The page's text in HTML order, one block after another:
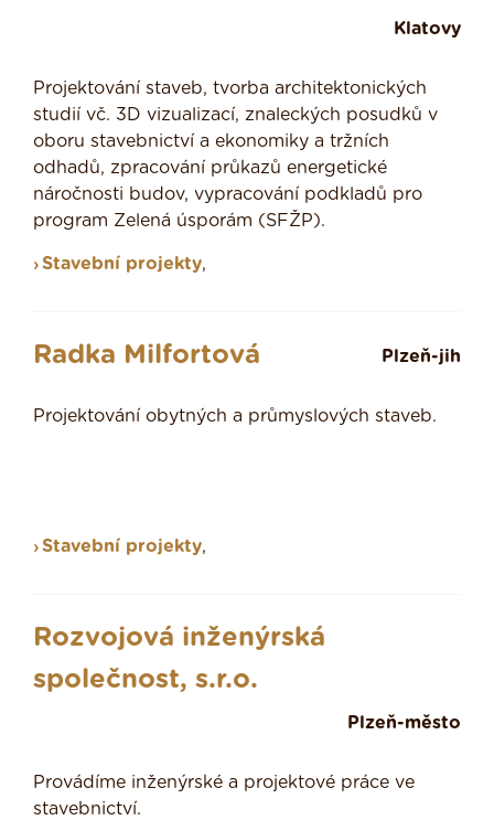
Klatovy
Projektování staveb, tvorba architektonických
studií vč. 3D vizualizací, znaleckých posudků v
oboru stavebnictví a ekonomiky a tržních
odhadů, zpracování průkazů energetické
náročnosti budov, vypracování podkladů pro
program Zelená úsporám (SFŽP).
Stavební projekty,
Radka Milfortová Plzeň-jih
Projektování obytných a průmyslových staveb.
Stavební projekty,
Rozvojová inženýrská
společnost, s.r.o.
Plzeň-město
Provádíme inženýrské a projektové práce ve
stavebnictví.